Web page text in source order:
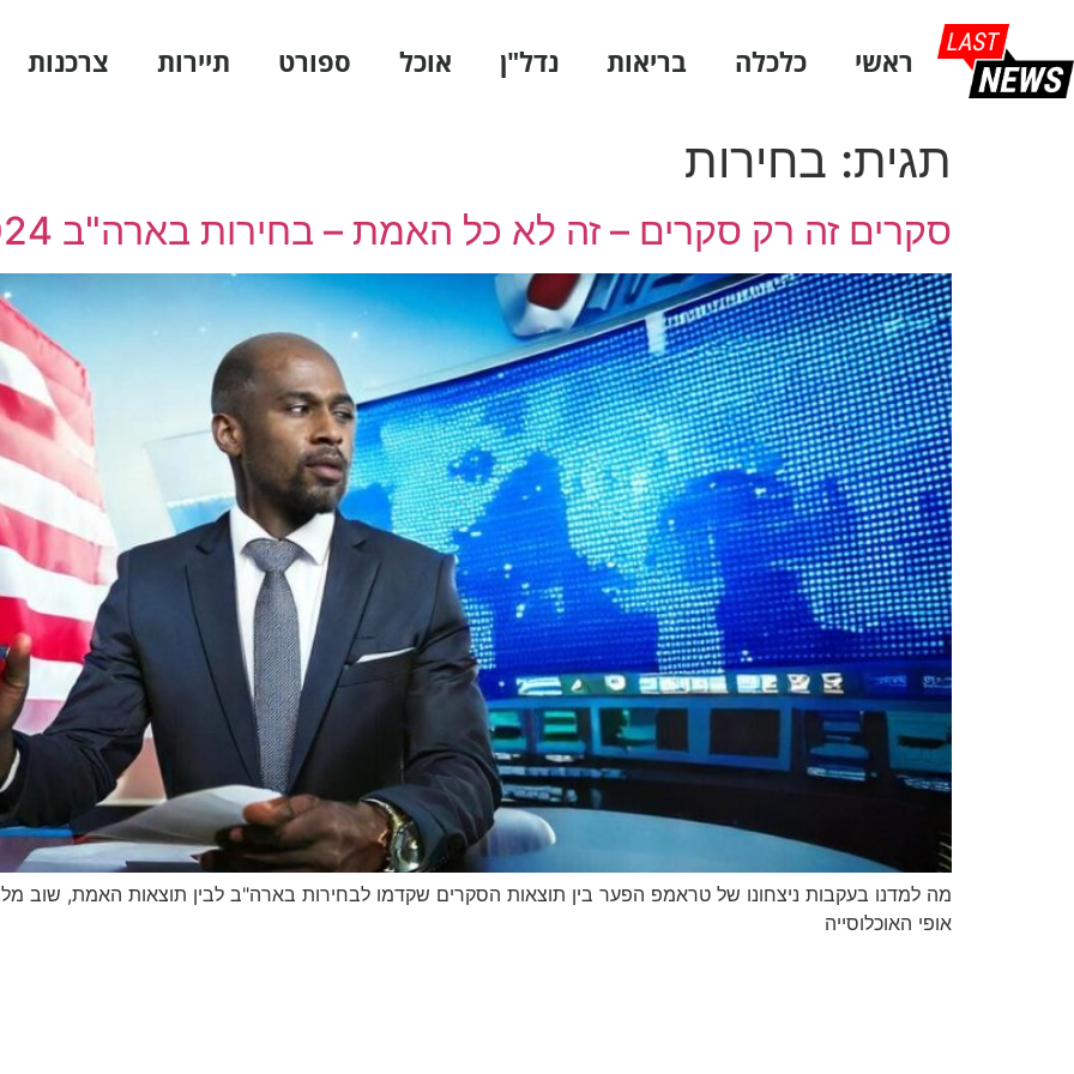
ראשי כלכלה בריאות נדל"ן אוכל ספורט תיירות צרכנות
תגית: בחירות
סקרים זה רק סקרים – זה לא כל האמת – בחירות בארה"ב 2024
מה למדנו בעקבות ניצחונו של טראמפ הפער בין תוצאות הסקרים שקדמו לבחירות בארה"ב לבין תוצאות האמת, שוב
אופי האוכלוסייה